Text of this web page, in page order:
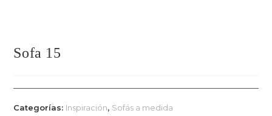
Sofa 15
Categorías: Inspiración, Sofás a medida